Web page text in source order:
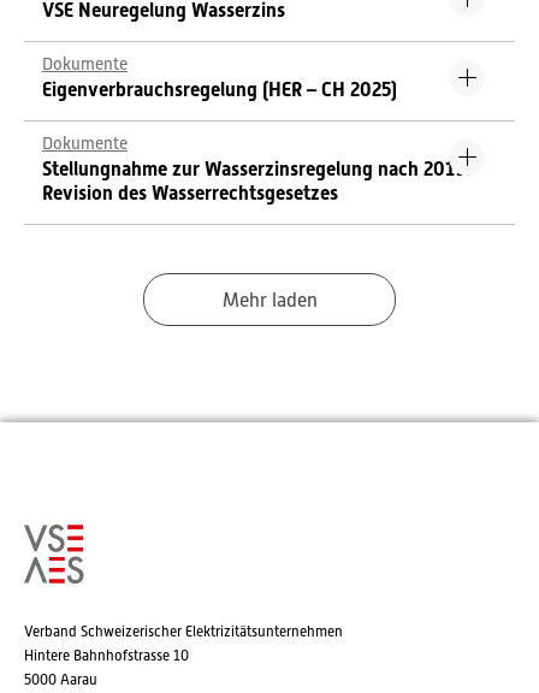
VSE Neuregelung Wasserzins
Dokumente
Eigenverbrauchsregelung (HER – CH 2025)
Dokumente
Stellungnahme zur Wasserzinsregelung nach 2019:
Revision des Wasserrechtsgesetzes
Mehr laden
Verband Schweizerischer Elektrizitätsunternehmen
Hintere Bahnhofstrasse 10
5000 Aarau